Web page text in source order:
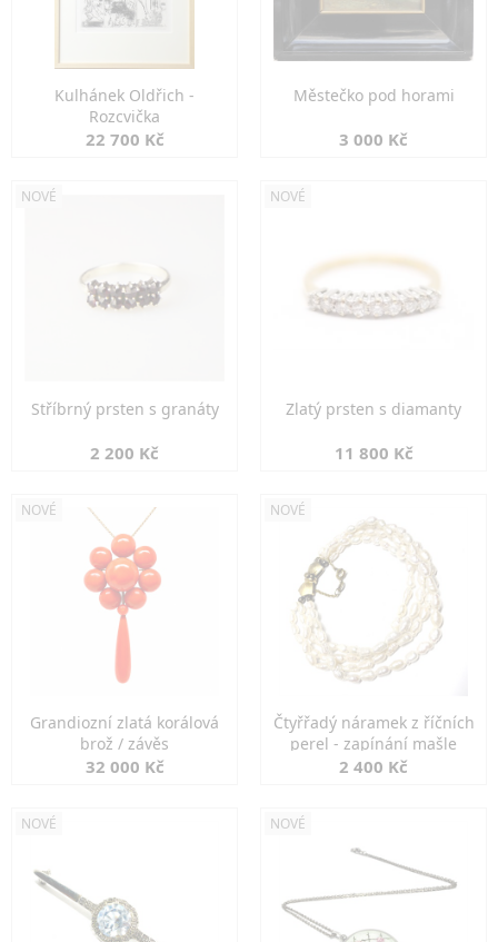
Kulhánek Oldřich -
Rozcvička
22 700 Kč
Městečko pod horami
3 000 Kč
NOVÉ
Stříbrný prsten s granáty
2 200 Kč
NOVÉ
Zlatý prsten s diamanty
11 800 Kč
NOVÉ
Grandiozní zlatá korálová
brož / závěs
32 000 Kč
NOVÉ
Čtyřřadý náramek z říčních
perel - zapínání mašle
2 400 Kč
NOVÉ NOVÉ